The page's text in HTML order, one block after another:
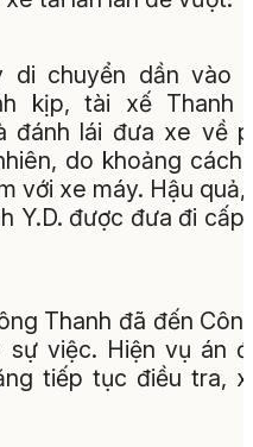
di chuyển dần vào
kịp, tài xế Thanh
đánh lái đưa xe về
do khoảng cách
với xe máy. Hậu quả,
Y.D. được đưa đi cấp
Thanh đã đến
việc. Hiện vụ án
tiếp tục điều tra,